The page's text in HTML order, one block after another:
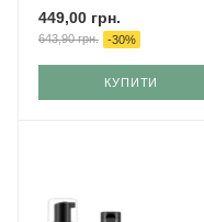
449,00 грн.
643,90грн. -30%
КУПИТИ